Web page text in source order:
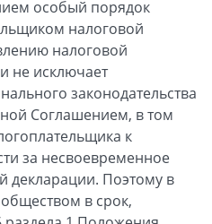
особый порядок
налоговой
налоговой
не исключает
законодательства
Соглашением, в том
к
за несвоевременное
декларации. Поэтому в
в срок,